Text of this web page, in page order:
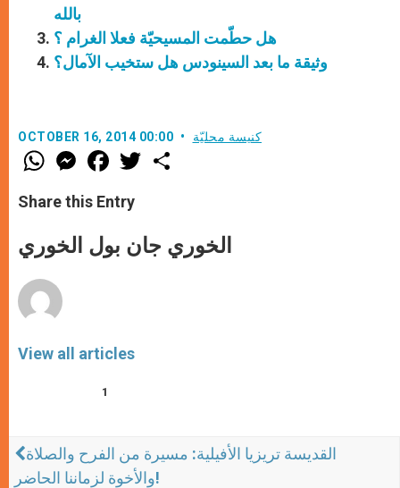
بالله
هل حطّمت المسيحيّة فعلا الغرام ؟
وثيقة ما بعد السينودس هل ستخيب الآمال؟
OCTOBER 16, 2014 00:00 كنيسة محليّة
W
h
t
s
p
M
e
s
e
g
e
F
a
e
b
k
w
r
Share this Entry
الخوري جان بول الخوري
View all articles
1
القديسة تريزيا الأفيلية: مسيرة من الفرح والصلاة
والأخوة لزماننا الحاضر!